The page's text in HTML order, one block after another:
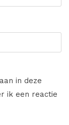
in deze
ik een reactie